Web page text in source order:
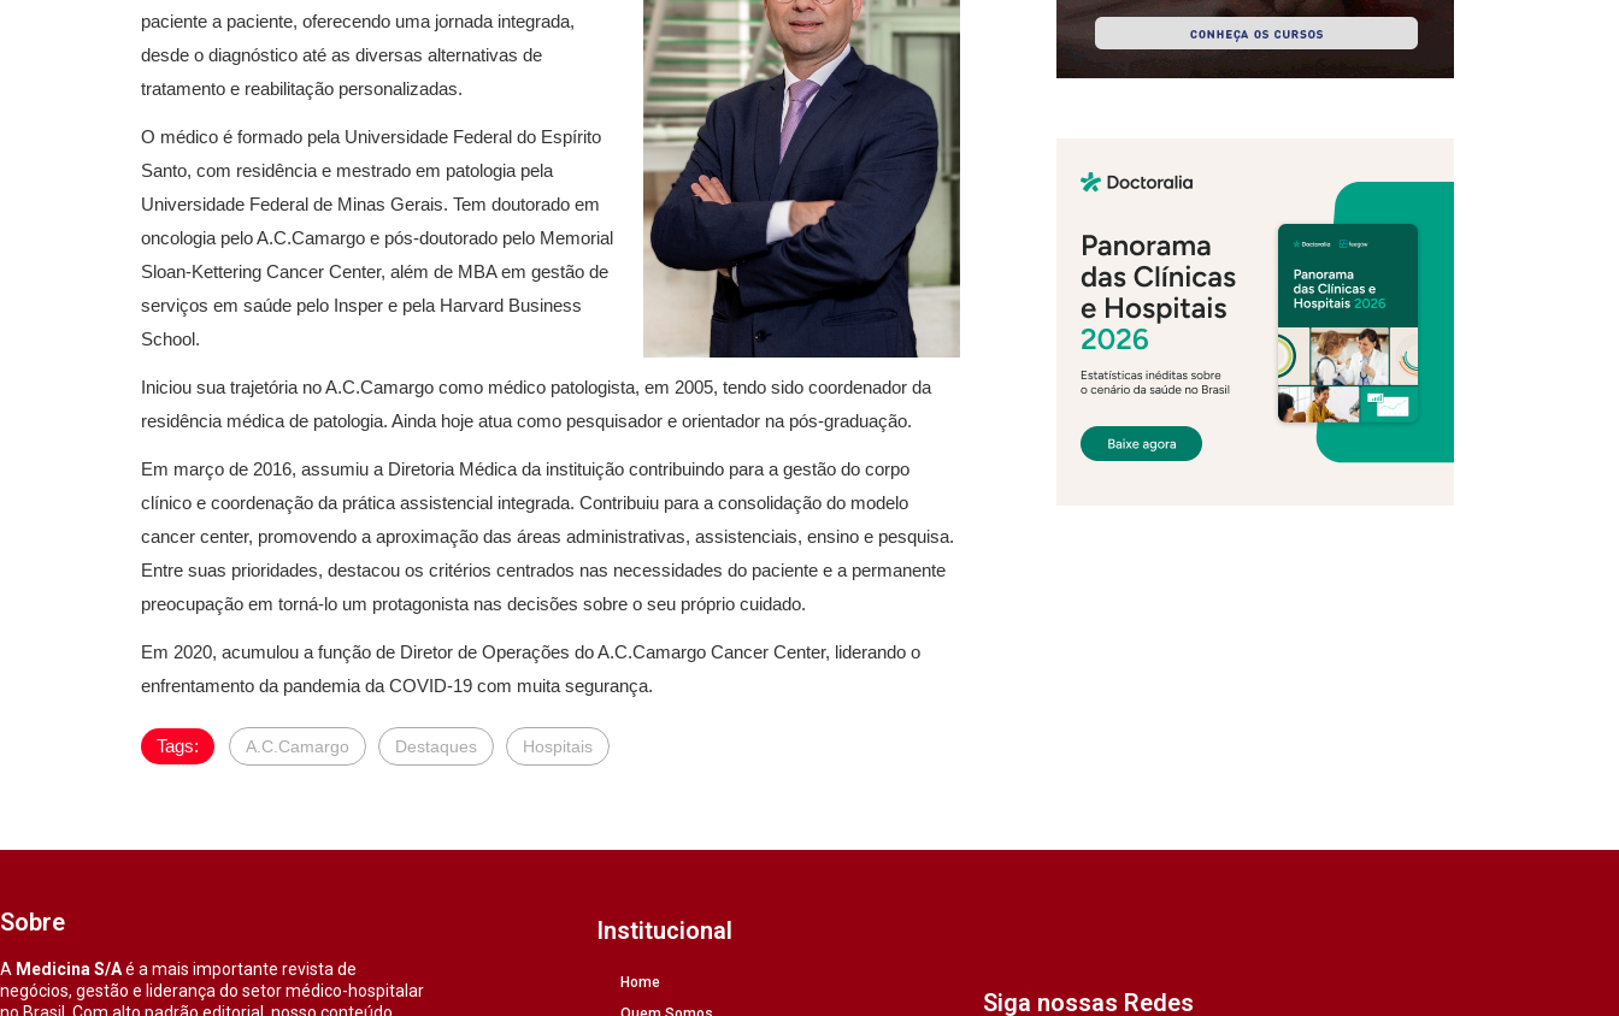
paciente a paciente, oferecendo uma jornada integrada,
desde o diagnóstico até as diversas alternativas de
tratamento e reabilitação personalizadas.
O médico é formado pela Universidade Federal do Espírito
Santo, com residência e mestrado em patologia pela
Universidade Federal de Minas Gerais. Tem doutorado em
oncologia pelo A.C.Camargo e pós-doutorado pelo Memorial
Sloan-Kettering Cancer Center, além de MBA em gestão de
serviços em saúde pelo Insper e pela Harvard Business
School.
Iniciou sua trajetória no A.C.Camargo como médico patologista, em 2005, tendo sido coordenador da
residência médica de patologia. Ainda hoje atua como pesquisador e orientador na pós-graduação.
Em março de 2016, assumiu a Diretoria Médica da instituição contribuindo para a gestão do corpo
clínico e coordenação da prática assistencial integrada. Contribuiu para a consolidação do modelo
cancer center, promovendo a aproximação das áreas administrativas, assistenciais, ensino e pesquisa.
Entre suas prioridades, destacou os critérios centrados nas necessidades do paciente e a permanente
preocupação em torná-lo um protagonista nas decisões sobre o seu próprio cuidado.
Em 2020, acumulou a função de Diretor de Operações do A.C.Camargo Cancer Center, liderando o
enfrentamento da pandemia da COVID-19 com muita segurança.
Tags: A.C.Camargo Destaques Hospitais
Sobre
A Medicina S/Aé a mais importante revista de
negócios, gestão e liderança do setor médico-hospitalar
Institucional
Home
Siga nossas Redes